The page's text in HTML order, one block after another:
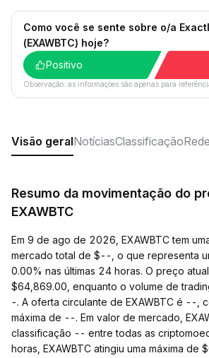
Como você se sente sobre o/a
(EXAWBTC) hoje?
Positivo
Observação: as informações são apenas para
Visão geralNotíciasClassificação
Resumo da movimentação do
EXAWBTC
Em 9 de ago de 2026, EXAWBTC tem
mercado total de $--, o que representa
0.00% nas últimas 24 horas. O preço
$64,869.00, enquanto o volume de
-. A oferta circulante de EXAWBTC é --,
máxima de --. Em valor de mercado,
classificação -- entre todas as
horas, EXAWBTC atingiu uma máxima de